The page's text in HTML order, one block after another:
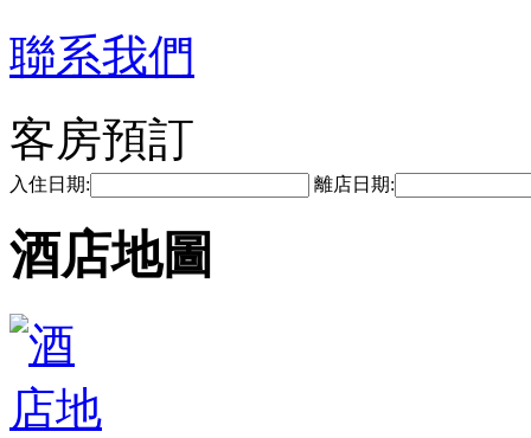
聯系我們
客房預訂
入住日期: 離店日期:
酒店地圖